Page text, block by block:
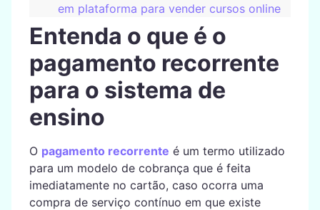
em plataforma para vender cursos online
Entenda o que é o
pagamento recorrente
para o sistema de
ensino
O pagamento recorrente é um termo utilizado
para um modelo de cobrança que é feita
imediatamente no cartão, caso ocorra uma
compra de serviço contínuo em que existe